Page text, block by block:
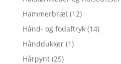
Hammerbræt (12)
Hånd- og fodaftryk (14)
Hånddukker (1)
Hårpynt (25)